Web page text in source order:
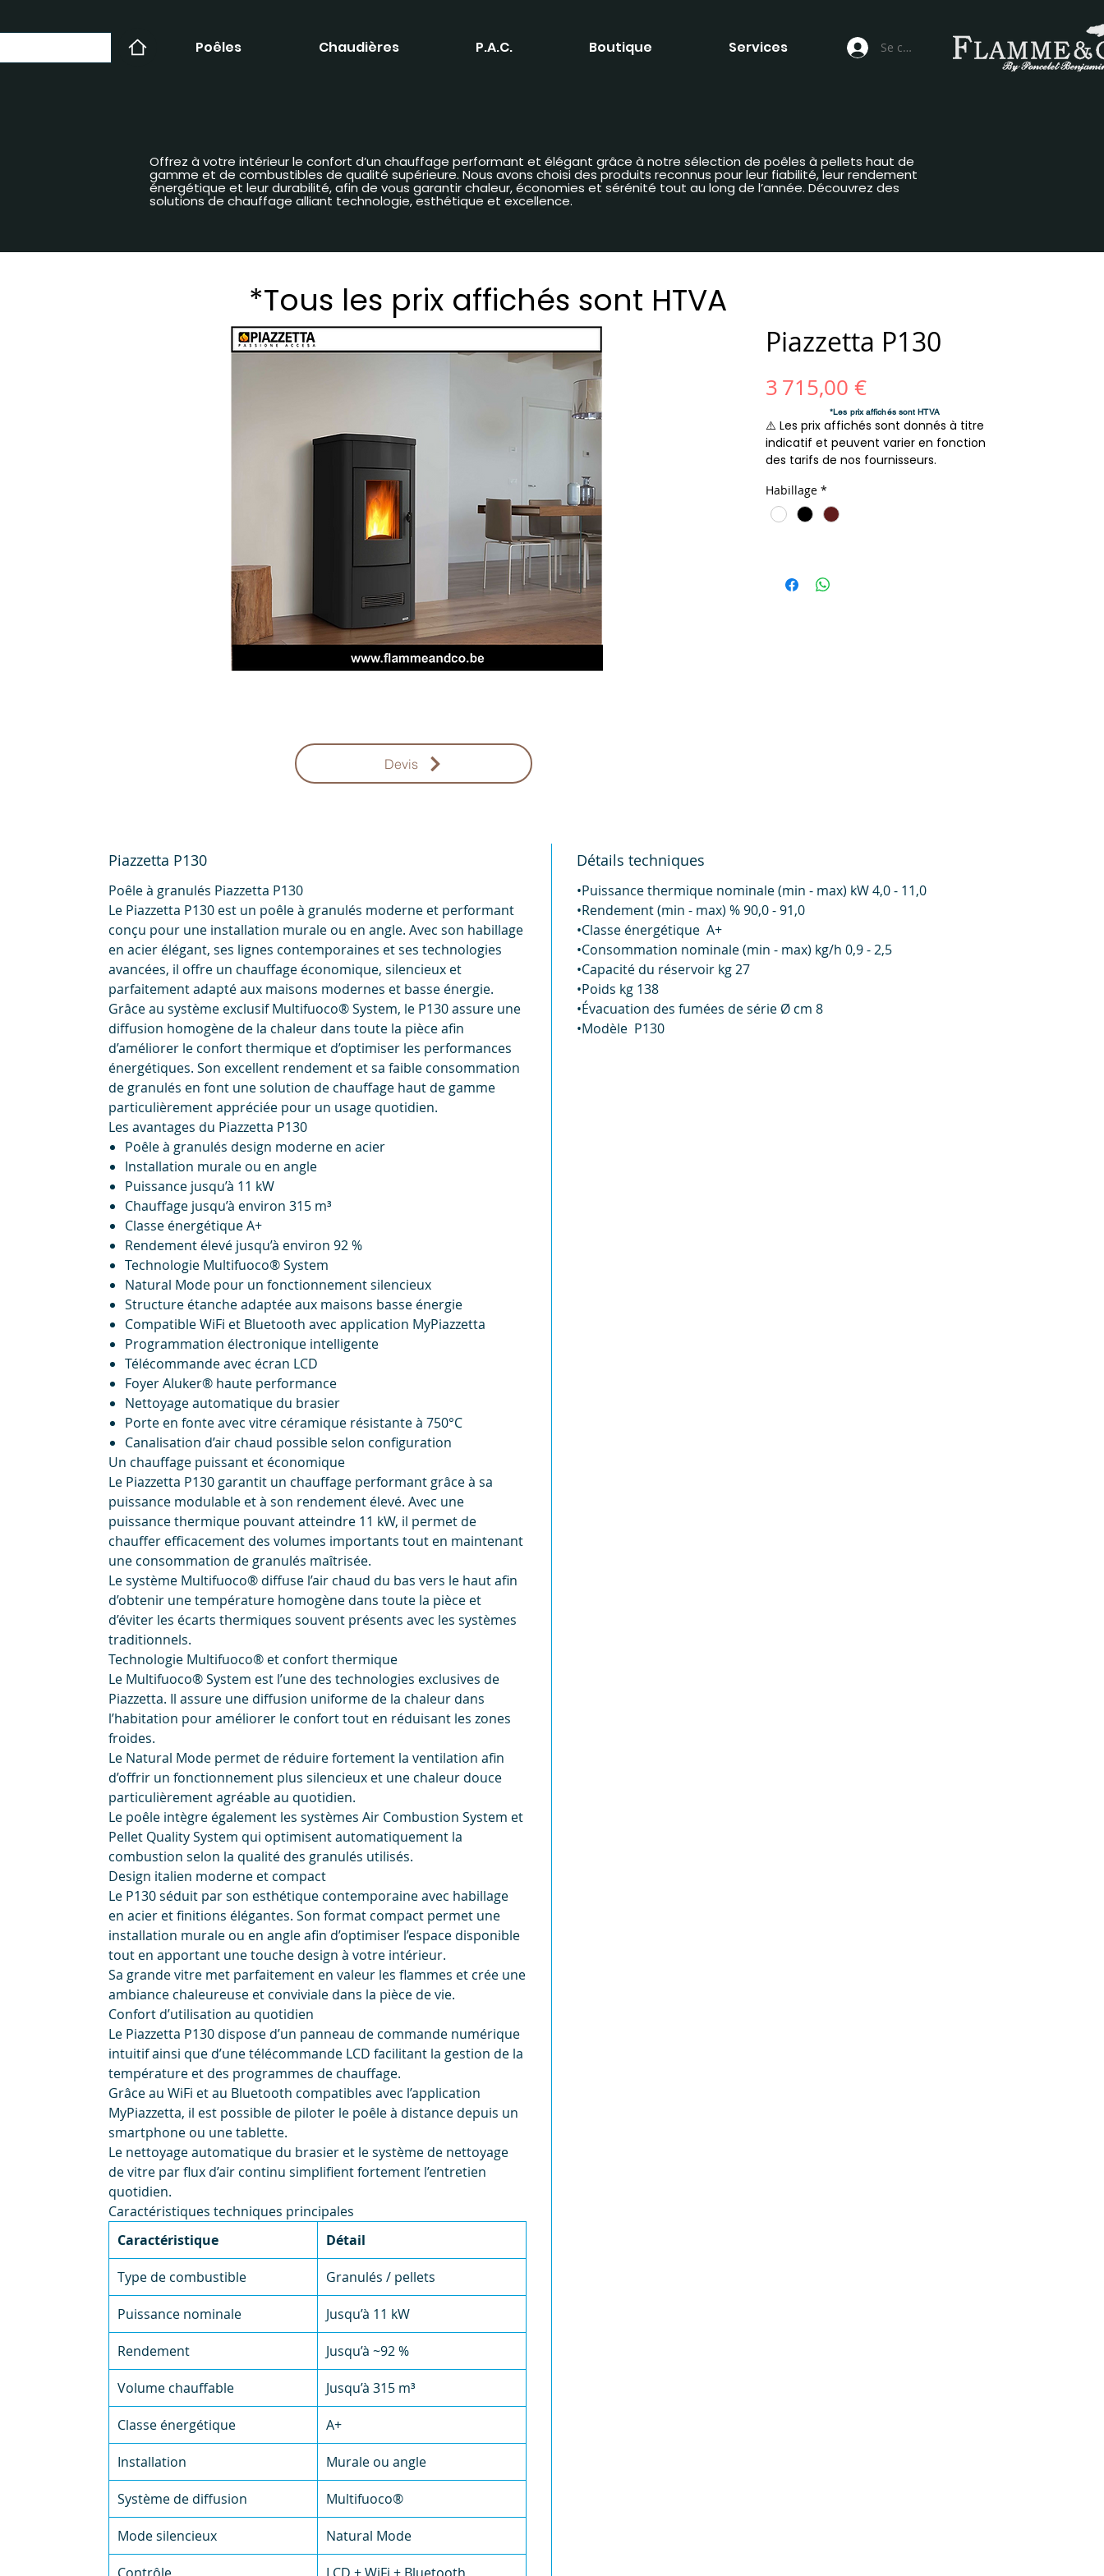
Poêles Chaudières P.A.C. Boutique Services Se connecter
Piazzetta P130
3 715,00 €Prix
⚠️ Les prix affichés sont donnés à titre
indicatif et peuvent varier en fonction
des tarifs de nos fournisseurs.
Habillage *
Piazzetta P130
Poêle à granulés Piazzetta P130
Le Piazzetta P130 est un poêle à granulés moderne et performant
conçu pour une installation murale ou en angle. Avec son habillage
en acier élégant, ses lignes contemporaines et ses technologies
avancées, il offre un chauffage économique, silencieux et
parfaitement adapté aux maisons modernes et basse énergie.
Grâce au système exclusif Multifuoco® System, le P130 assure une
diffusion homogène de la chaleur dans toute la pièce afin
d’améliorer le confort thermique et d’optimiser les performances
énergétiques. Son excellent rendement et sa faible consommation
de granulés en font une solution de chauffage haut de gamme
particulièrement appréciée pour un usage quotidien.
Les avantages du Piazzetta P130
Poêle à granulés design moderne en acier
Installation murale ou en angle
Puissance jusqu’à 11 kW
Chauffage jusqu’à environ 315 m³
Classe énergétique A+
Rendement élevé jusqu’à environ 92 %
Technologie Multifuoco® System
Natural Mode pour un fonctionnement silencieux
Structure étanche adaptée aux maisons basse énergie
Compatible WiFi et Bluetooth avec application MyPiazzetta
Programmation électronique intelligente
Télécommande avec écran LCD
Foyer Aluker® haute performance
Nettoyage automatique du brasier
Porte en fonte avec vitre céramique résistante à 750°C
Canalisation d’air chaud possible selon configuration
Un chauffage puissant et économique
Le Piazzetta P130 garantit un chauffage performant grâce à sa
puissance modulable et à son rendement élevé. Avec une
puissance thermique pouvant atteindre 11 kW, il permet de
chauffer efficacement des volumes importants tout en maintenant
une consommation de granulés maîtrisée.
Le système Multifuoco® diffuse l’air chaud du bas vers le haut afin
d’obtenir une température homogène dans toute la pièce et
d’éviter les écarts thermiques souvent présents avec les systèmes
traditionnels.
Technologie Multifuoco® et confort thermique
Le Multifuoco® System est l’une des technologies exclusives de
Piazzetta. Il assure une diffusion uniforme de la chaleur dans
l’habitation pour améliorer le confort tout en réduisant les zones
froides.
Le Natural Mode permet de réduire fortement la ventilation afin
d’offrir un fonctionnement plus silencieux et une chaleur douce
particulièrement agréable au quotidien.
Le poêle intègre également les systèmes Air Combustion System et
Pellet Quality System qui optimisent automatiquement la
combustion selon la qualité des granulés utilisés.
Design italien moderne et compact
Le P130 séduit par son esthétique contemporaine avec habillage
en acier et finitions élégantes. Son format compact permet une
installation murale ou en angle afin d’optimiser l’espace disponible
tout en apportant une touche design à votre intérieur.
Sa grande vitre met parfaitement en valeur les flammes et crée une
ambiance chaleureuse et conviviale dans la pièce de vie.
Confort d’utilisation au quotidien
Le Piazzetta P130 dispose d’un panneau de commande numérique
intuitif ainsi que d’une télécommande LCD facilitant la gestion de la
température et des programmes de chauffage.
Grâce au WiFi et au Bluetooth compatibles avec l’application
MyPiazzetta, il est possible de piloter le poêle à distance depuis un
smartphone ou une tablette.
Le nettoyage automatique du brasier et le système de nettoyage
de vitre par flux d’air continu simplifient fortement l’entretien
quotidien.
Caractéristiques techniques principales
Caractéristique
Détail
Type de combustible Granulés / pellets
Puissance nominale Jusqu’à 11 kW
Rendement Jusqu’à ~92 %
Volume chauffable Jusqu’à 315 m³
Classe énergétique A+
Installation Murale ou angle
Système de diffusion Multifuoco®
Mode silencieux Natural Mode
Détails techniques
•Puissance thermique nominale (min - max) kW 4,0 - 11,0
•Rendement (min - max) % 90,0 - 91,0
•Classe énergétique A+
•Consommation nominale (min - max) kg/h 0,9 - 2,5
•Capacité du réservoir kg 27
•Poids kg 138
•Évacuation des fumées de série Ø cm 8
•Modèle P130
Offrez à votre intérieur le confort d’un chauffage performant et élégant grâce à notre sélection de poêles à pellets haut de
gamme et de combustibles de qualité supérieure. Nous avons choisi des produits reconnus pour leur fiabilité, leur rendement
énergétique et leur durabilité, afin de vous garantir chaleur, économies et sérénité tout au long de l’année. Découvrez des
solutions de chauffage alliant technologie, esthétique et excellence.
*Les prix affichés sont HTVA
Devis
*Tous les prix affichés sont HTVA